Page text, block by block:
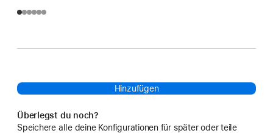
Hinzufügen
Überlegst du noch?
Speichere alle deine Konfigurationen für später oder teile